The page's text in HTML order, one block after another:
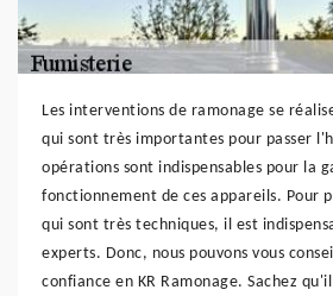
Les interventions de ramonage se
qui sont très importantes pour passer
opérations sont indispensables pour la
fonctionnement de ces appareils. Pour
qui sont très techniques, il est
experts. Donc, nous pouvons vous
confiance en KR Ramonage. Sachez